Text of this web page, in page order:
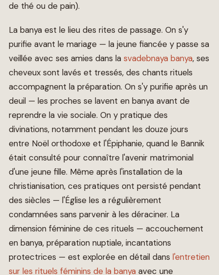
de thé ou de pain).
La banya est le lieu des rites de passage. On s'y
purifie avant le mariage — la jeune fiancée y passe sa
veillée avec ses amies dans la svadebnaya banya, ses
cheveux sont lavés et tressés, des chants rituels
accompagnent la préparation. On s'y purifie après un
deuil — les proches se lavent en banya avant de
reprendre la vie sociale. On y pratique des
divinations, notamment pendant les douze jours
entre Noël orthodoxe et l'Épiphanie, quand le Bannik
était consulté pour connaître l'avenir matrimonial
d'une jeune fille. Même après l'installation de la
christianisation, ces pratiques ont persisté pendant
des siècles — l'Église les a régulièrement
condamnées sans parvenir à les déraciner. La
dimension féminine de ces rituels — accouchement
en banya, préparation nuptiale, incantations
protectrices — est explorée en détail dans l'entretien
sur les rituels féminins de la banya avec une